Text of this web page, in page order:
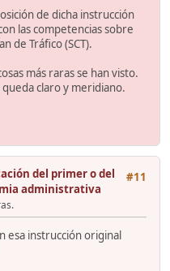
de dicha instrucción
las competencias sobre
de Tráfico (SCT).
más raras se han visto.
claro y meridiano.
#11
del primer o del
administrativa
esa instrucción original